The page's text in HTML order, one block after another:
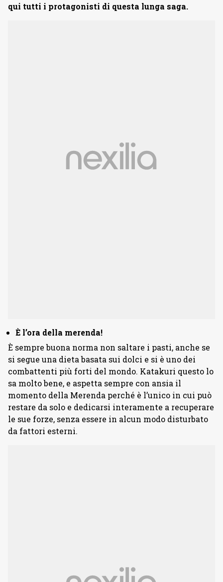
qui tutti i protagonisti di questa lunga saga.
È l’ora della merenda!
È sempre buona norma non saltare i pasti, anche se
si segue una dieta basata sui dolci e si è uno dei
combattenti più forti del mondo. Katakuri questo lo
sa molto bene, e aspetta sempre con ansia il
momento della Merenda perché è l’unico in cui può
restare da solo e dedicarsi interamente a recuperare
le sue forze, senza essere in alcun modo disturbato
da fattori esterni.